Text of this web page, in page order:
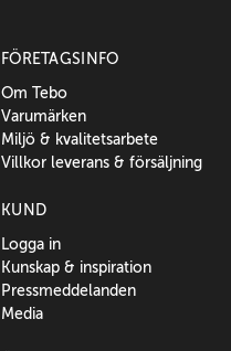
FÖRETAGSINFO
Om Tebo
Varumärken
Miljö & kvalitetsarbete
Villkor leverans & försäljning
KUND
Logga in
Kunskap & inspiration
Pressmeddelanden
Media